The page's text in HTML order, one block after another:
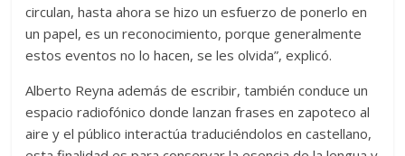
circulan, hasta ahora se hizo un esfuerzo de ponerlo en
un papel, es un reconocimiento, porque generalmente
estos eventos no lo hacen, se les olvida”, explicó.
Alberto Reyna además de escribir, también conduce un
espacio radiofónico donde lanzan frases en zapoteco al
aire y el público interactúa traduciéndolos en castellano,